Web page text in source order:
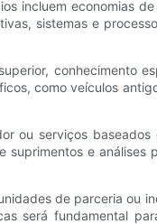
incluem economias
sistemas e
conhecimento
como veículos
ou serviços baseados
e análises
de parceria ou
será fundamental